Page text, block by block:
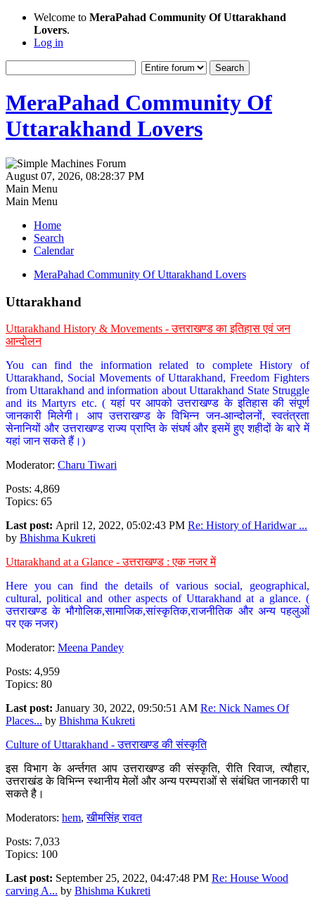
Welcome to MeraPahad Community Of Uttarakhand
Lovers.
Log in
MeraPahad Community Of
Uttarakhand Lovers
August 07, 2026, 08:28:37 PM
Main Menu
Main Menu
Home
Search
Calendar
MeraPahad Community Of Uttarakhand Lovers
Uttarakhand
Uttarakhand History & Movements - उत्तराखण्ड का इतिहास एवं जन
आन्दोलन
You can find the information related to complete History of
Uttarakhand, Social Movements of Uttarakhand, Freedom Fighters
from Uttarakhand and information about Uttarakhand State Struggle
and its Martyrs etc. ( यहां पर आपको उत्तराखण्ड के इतिहास की संपूर्ण
जानकारी मिलेगी। आप उत्तराखण्ड के विभिन्न जन-आन्दोलनों, स्वतंत्रता
सेनानियों और उत्तराखण्ड राज्य प्राप्ति के संघर्ष और इसमें हुए शहीदों के बारे में
यहां जान सकते हैं।)
Moderator: Charu Tiwari
Posts: 4,869
Topics: 65
Last post: April 12, 2022, 05:02:43 PM Re: History of Haridwar ...
by Bhishma Kukreti
Uttarakhand at a Glance - उत्तराखण्ड : एक नजर में
Here you can find the details of various social, geographical,
cultural, political and other aspects of Uttarakhand at a glance. (
उत्तराखण्ड के भौगोलिक,सामाजिक,सांस्कृतिक,राजनीतिक और अन्य पहलुओं
पर एक नजर)
Moderator: Meena Pandey
Posts: 4,959
Topics: 80
Last post: January 30, 2022, 09:50:51 AM Re: Nick Names Of
Places... by Bhishma Kukreti
Culture of Uttarakhand - उत्तराखण्ड की संस्कृति
इस विभाग के अर्न्तगत आप उत्तराखण्ड की संस्कृति, रीति रिवाज, त्यौहार,
उत्तराखंड के विभिन्न स्थानीय मेलों और अन्य परम्पराओं से संबंधित जानकारी पा
सकते है।
Moderators: hem,खीमसिंह रावत
Posts: 7,033
Topics: 100
Last post: September 25, 2022, 04:47:48 PM Re: House Wood
carving A... by Bhishma Kukreti